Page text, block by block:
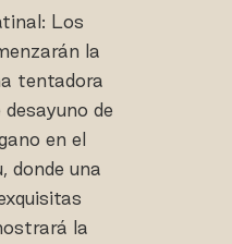
Los
la
tentadora
de
en el
donde una
la